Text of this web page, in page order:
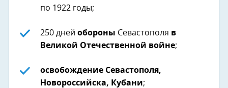
по 1922 годы;
250 дней обороны Севастополя в
Великой Отечественной войне;
освобождение Севастополя,
Новороссийска, Кубани;